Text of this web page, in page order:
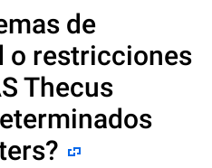
de
o restricciones
Thecus